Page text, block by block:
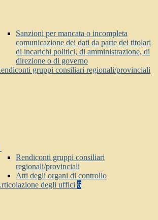
Sanzioni per mancata o incompleta
comunicazione dei dati da parte dei titolari
di incarichi politici, di amministrazione, di
direzione o di governo
gruppi consiliari regionali/provinciali
Rendiconti gruppi consiliari
regionali/provinciali
Atti degli organi di controllo
degli uffici 6